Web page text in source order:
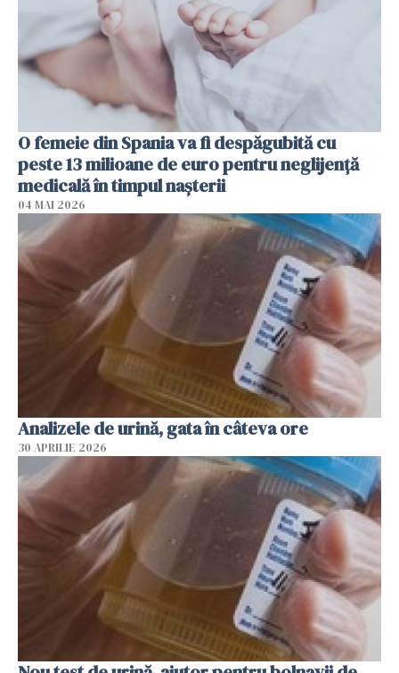
O femeie din Spania va fi despăgubită cu
peste 13 milioane de euro pentru neglijenţă
medicală în timpul naşterii
04 MAI 2026
Analizele de urină, gata în câteva ore
30 APRILIE 2026